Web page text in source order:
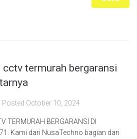
cctv termurah bergaransi
Posted October 10, 2024
TERMURAH BERGARANSI DI
Kami dari NusaTechno bagian dari